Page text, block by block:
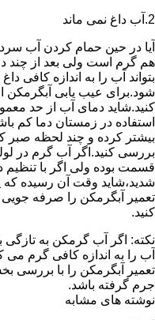
2.آب داغ نمی ماند
آیا در حین حمام کردن آب
هم گرم است ولی بعد از چند
بتواند آب را به اندازه کافی
شود.برای عیب یابی
کنید.شاید دمای آب از حد
استفاده در زمستان دما کم
بیشتر کرده و چند لحظه صبر
بررسی کنید.اگر آب گرم در
قسمت بوده ولی اگر با تنظیم
شدید،شاید وقت آن رسیده که
تعمیر آبگرمکن را صرفه جویی
کنید.
نکته: اگر آب گرمکن به
آب را به اندازه کافی گرم
تعمیر آبگرمکن را با بررسی
جرم گرفته باشد.
نوشته های مشابه